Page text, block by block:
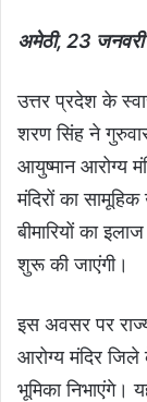
अमेठी, 23
उत्तर प्रदेश के
शरण सिंह ने
आयुष्मान आरोग्य
मंदिरों का
बीमारियों का
शुरू की जाएंगी।
इस अवसर पर
आरोग्य मंदिर
भूमिका निभाएंगे।